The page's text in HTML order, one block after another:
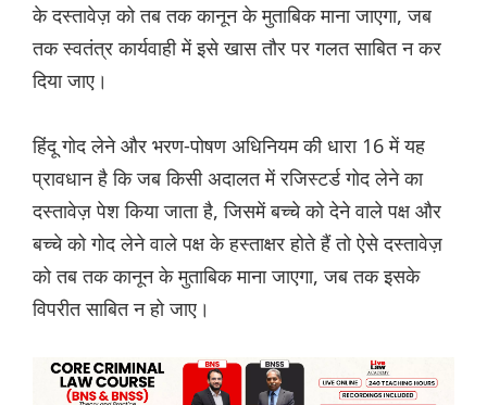
के दस्तावेज़ को तब तक कानून के मुताबिक माना जाएगा, जब
तक स्वतंत्र कार्यवाही में इसे खास तौर पर गलत साबित न कर
दिया जाए।
हिंदू गोद लेने और भरण-पोषण अधिनियम की धारा 16 में यह
प्रावधान है कि जब किसी अदालत में रजिस्टर्ड गोद लेने का
दस्तावेज़ पेश किया जाता है, जिसमें बच्चे को देने वाले पक्ष और
बच्चे को गोद लेने वाले पक्ष के हस्ताक्षर होते हैं तो ऐसे दस्तावेज़
को तब तक कानून के मुताबिक माना जाएगा, जब तक इसके
विपरीत साबित न हो जाए।